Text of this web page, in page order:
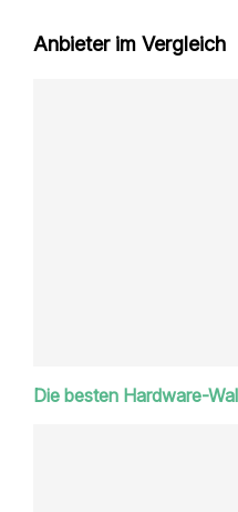
Anbieter im Vergleich
Die besten Hardware-